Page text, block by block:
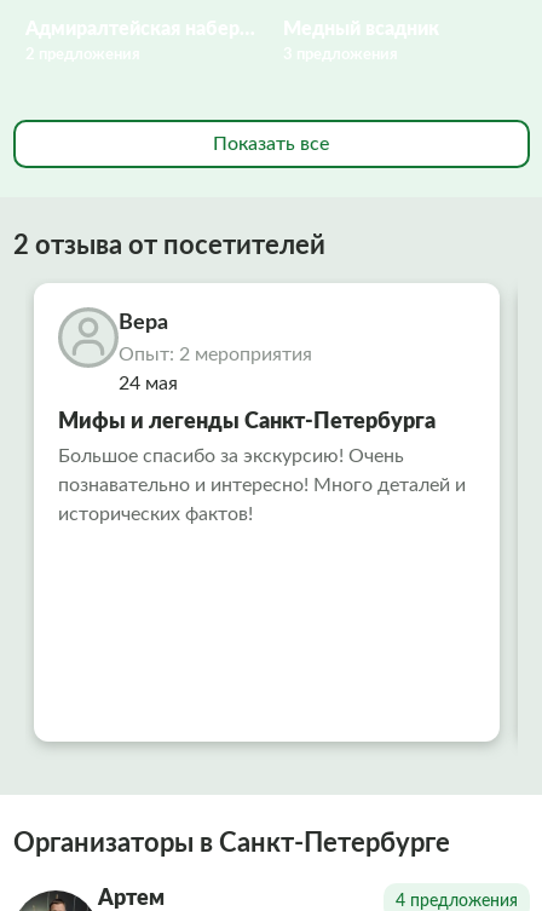
Показать все
2 отзыва от посетителей
Вера
Опыт: 2 мероприятия
24 мая
Мифы и легенды Санкт-Петербурга
Большое спасибо за экскурсию! Очень
познавательно и интересно! Много деталей и
исторических фактов!
Организаторы в Санкт-Петербурге
Артем 4 предложения